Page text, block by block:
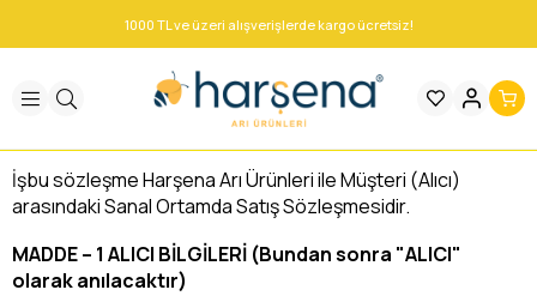
1000 TL ve üzeri alışverişlerde kargo ücretsiz!
İşbu sözleşme Harşena Arı Ürünleri ile Müşteri (Alıcı)
arasındaki Sanal Ortamda Satış Sözleşmesidir.
MADDE – 1 ALICI BİLGİLERİ (Bundan sonra "ALICI"
olarak anılacaktır)